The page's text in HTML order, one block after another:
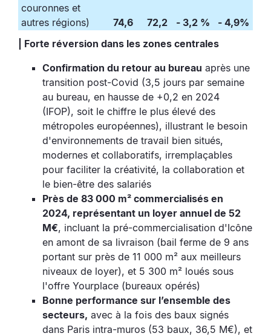
couronnes et
autres régions)
74,6 72,2 - 3,2 %
- 4,9%
| Forte réversion dans les zones centrales
Confirmation du retour au bureau après une
transition post-Covid (3,5 jours par semaine
au bureau, en hausse de +0,2 en 2024
(IFOP), soit le chiffre le plus élevé des
métropoles européennes), illustrant le besoin
d'environnements de travail bien situés,
modernes et collaboratifs, irremplaçables
pour faciliter la créativité, la collaboration et
le bien-être des salariés
Près de 83 000 m² commercialisés en
2024, représentant un loyer annuel de 52
M€, incluant la pré-commercialisation d'Icône
en amont de sa livraison (bail ferme de 9 ans
portant sur près de 11 000 m² aux meilleurs
niveaux de loyer), et 5 300 m² loués sous
l'offre Yourplace (bureaux opérés)
Bonne performance sur l’ensemble des
secteurs, avec à la fois des baux signés
dans Paris intra-muros (53 baux, 36,5 M€), et